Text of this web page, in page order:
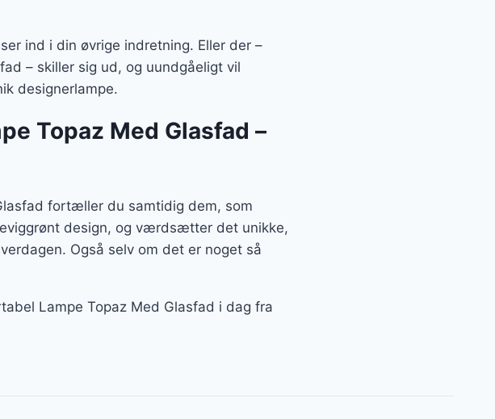
ind i din øvrige indretning. Eller der –
– skiller sig ud, og uundgåeligt vil
designerlampe.
Topaz Med Glasfad –
fortæller du samtidig dem, som
design, og værdsætter det unikke,
Også selv om det er noget så
Lampe Topaz Med Glasfad i dag fra